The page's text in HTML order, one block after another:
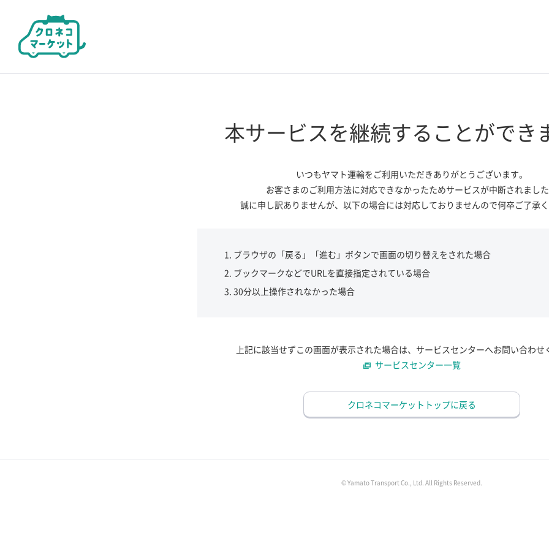
本サービスを継続する ことができ
いつもヤマト運輸をご利用いただきありがとうございます。
お客さまのご利用方法に対応できなかったためサービスが中断されました
誠に申し訳ありませんが、 以下の場合には対応しておりませんので何卒ご了承く
ブラウザの「戻る」「進む」ボタンで画面の切り替えをされた場合
ブックマークなどでURLを直接指定されている場合
30分以上操作されなかった場合
上記に該当せずこの画面が表示された場合は、サービスセンターへお問い合わせ
サービスセンター一覧
クロネコマーケットトップに戻る
© Yamato Transport Co., Ltd. All Rights Reserved.